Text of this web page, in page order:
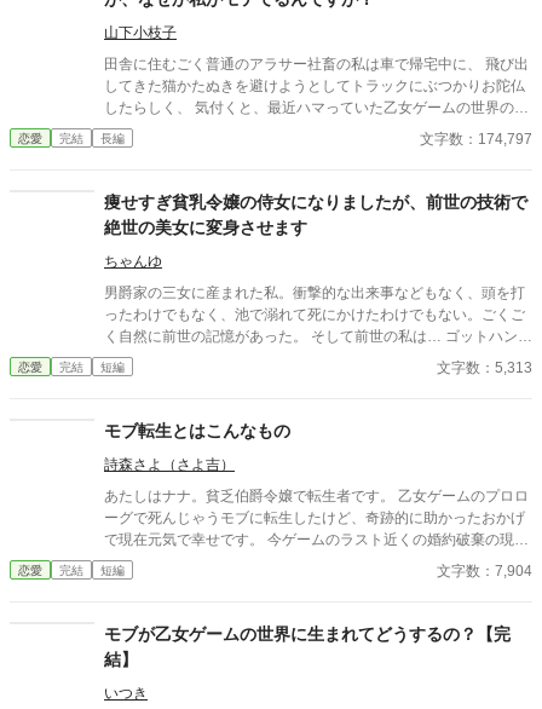
山下小枝子
田舎に住むごく普通のアラサー社畜の私は車で帰宅中に、 飛び出
してきた猫かたぬきを避けようとしてトラックにぶつかりお陀仏
したらしく、 気付くと、最近ハマっていた乙女ゲームの世界の
『主人公の友達』に転生していたんだけど、 まぁ、友達でも二次
元女子高生になれたし、 推しキャラやイケメンキャラやイケオジ
し退け、 攻略対象キャラからモテまくる事態に・・・・ ちょ、
え、これどうしたらいいの！！！嬉しいけど！！！
恋愛 完結 長編 文字数：174,797
痩せすぎ貧乳令嬢の侍女になりましたが、前世の技術で
絶世の美女に変身させます
ちゃんゆ
男爵家の三女に産まれた私。衝撃的な出来事などもなく、頭を打
ったわけでもなく、池で溺れて死にかけたわけでもない。ごくご
く自然に前世の記憶があった。 そして前世の私は… ゴットハンド
と呼ばれるほどのエステティシャンだった。 とあるお屋敷へ呼ば
れて行くと、そこには細い細い風に飛ばされそうなお嬢様がい
で世界を変えますよ？ ＊＊＊＊＊＊＊＊＊＊＊＊＊＊＊＊＊＊＊
生しましたが、前世の技術で絶世の美女に変身させます』 『醜い
と蔑まれている令嬢の侍女になりましたが、前世の技術で絶世の
美女に変身させます』 の続編です。 続編ですが、これだけでも楽
しんでいただけます。 前作も読んでいただけるともっと嬉しいで
恋愛 完結 短編 文字数：5,313
モブ転生とはこんなもの
詩森さよ（さよ吉）
あたしはナナ。貧乏伯爵令嬢で転生者です。 乙女ゲームのプロロ
ーグで死んじゃうモブに転生したけど、奇跡的に助かったおかげ
で現在元気で幸せです。 今ゲームのラスト近くの婚約破棄の現場
にいるんだけど、なんだか様子がおかしいの。 いったいどうした
らいいのかしら……。 現在筆者の時間的かつ体力的に感想などを
ます。 他サイトでも公開しています。
恋愛 完結 短編 文字数：7,904
モブが乙女ゲームの世界に生まれてどうするの？【完
結】
いつき